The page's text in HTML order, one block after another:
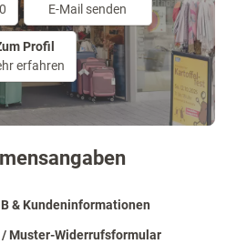
E-Mail senden
Profil
erfahren
& Kundeninformationen
Muster-Widerrufsformular